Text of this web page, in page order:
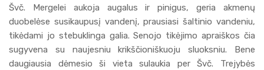
Švč. Mergelei aukoja augalus ir pinigus, geria akmenų
duobelėse susikaupusį vandenį, prausiasi šaltinio vandeniu,
tikėdami jo stebuklinga galia. Senojo tikėjimo apraiškos čia
sugyvena su naujesniu krikščioniškuoju sluoksniu. Bene
daugiausia dėmesio ši vieta sulaukia per Švč. Trejybės